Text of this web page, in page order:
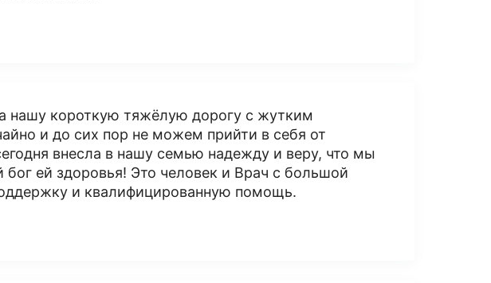
нашу короткую тяжёлую дорогу с жутким
и до сих пор не можем прийти в себя от
внесла в нашу семью надежду и веру, что мы
ей здоровья! Это человек и Врач с большой
и квалифицированную помощь.